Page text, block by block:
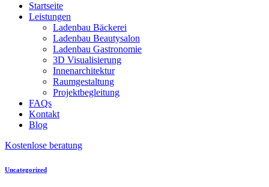
Startseite
Leistungen
Ladenbau Bäckerei
Ladenbau Beautysalon
Ladenbau Gastronomie
3D Visualisierung
Innenarchitektur
Raumgestaltung
Projektbegleitung
FAQs
Kontakt
Blog
Kostenlose beratung
Uncategorized